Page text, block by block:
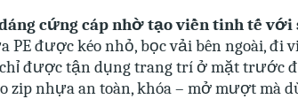
cứng cáp nhờ tạo viền tinh tế với
PE được kéo nhỏ, bọc vải bên ngoài, đi
được tận dụng trang trí ở mặt trước
zip nhựa an toàn, khóa – mở mượt mà